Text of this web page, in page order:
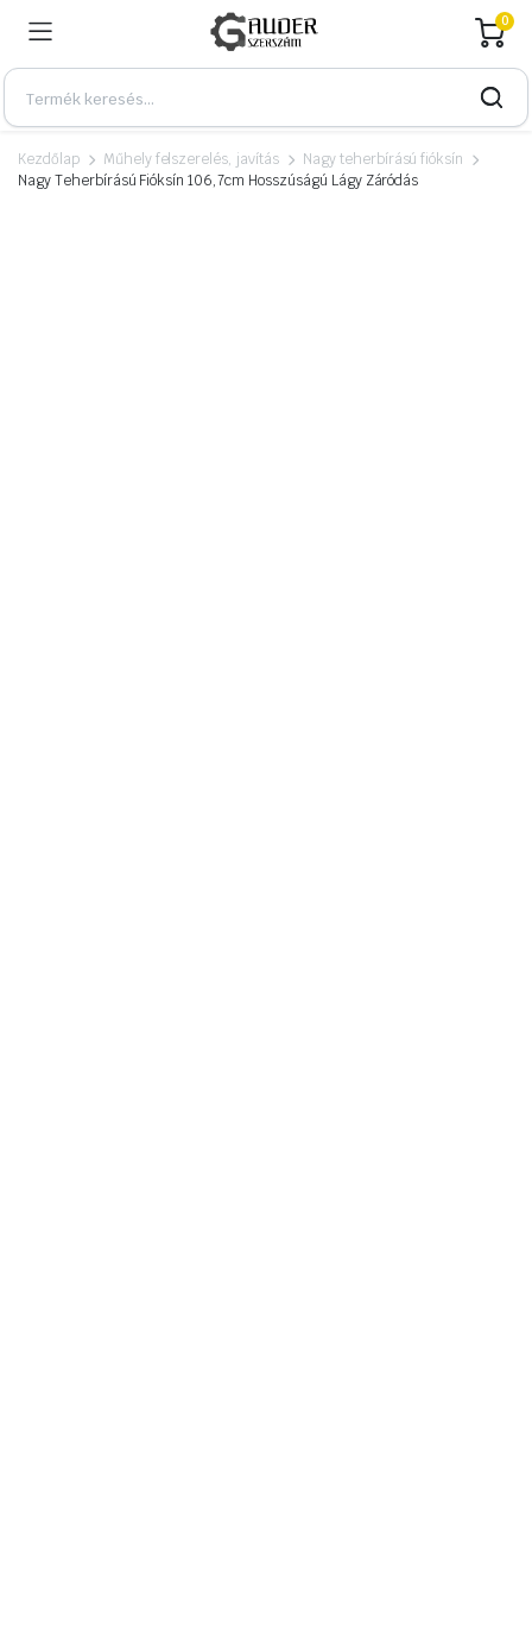
0
Kezdőlap Műhely felszerelés, javítás
Nagy teherbírású fióksín
Nagy Teherbírású Fióksín 106,7cm Hosszúságú Lágy Záródás